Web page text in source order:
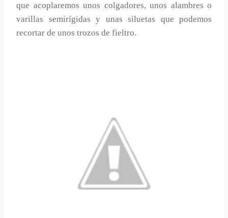
que acoplaremos unos colgadores, unos alambres o
varillas semirígidas y unas siluetas que podemos
recortar de unos trozos de fieltro.